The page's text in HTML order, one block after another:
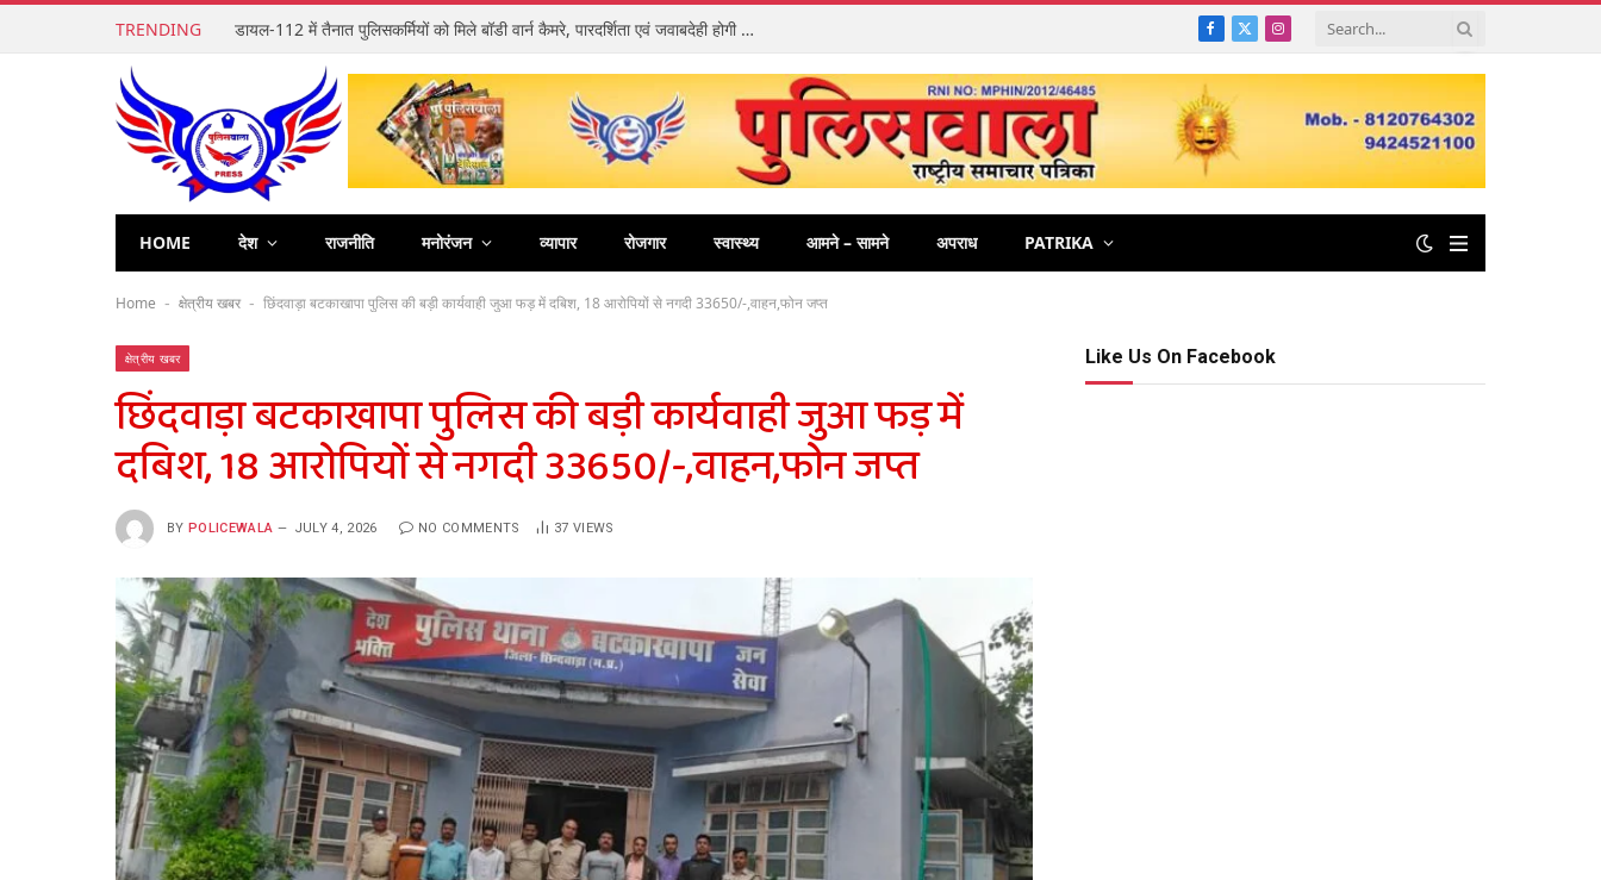
TRENDING डायल-112 में तैनात पुलिसकर्मियों को मिले बॉडी वार्न कैमरे, पारदर्शिता एवं जवाबदेही होगी और अधिक मजबूत Facebook
X
Instagram
HOME देश राजनीति मनोरंजन व्यापार रोजगार स्वास्थ्य आमने – सामने अपराध PATRIKA
Home - क्षेत्रीय खबर - छिंदवाड़ा बटकाखापा पुलिस की बड़ी कार्यवाही जुआ फड़ में दबिश, 18 आरोपियों से नगदी 33650/-,वाहन,फोन जप्त
क्षेत्रीय खबर
छिंदवाड़ा बटकाखापा पुलिस की बड़ी कार्यवाही जुआ फड़ में
दबिश, 18 आरोपियों से नगदी 33650/-,वाहन,फोन जप्त
BY POLICEWALA JULY 4, 2026 NO COMMENTS 37 VIEWS
Like Us On Facebook